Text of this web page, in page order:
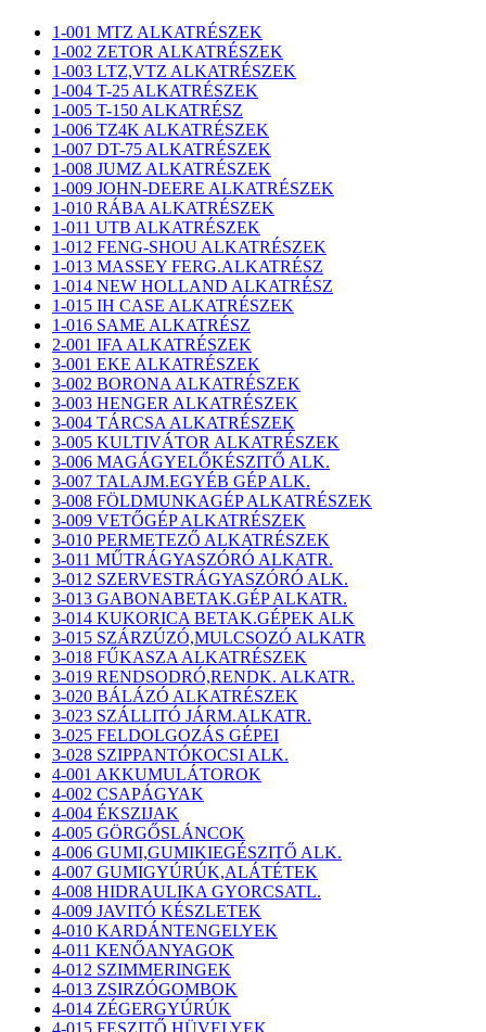
1-001 MTZ ALKATRÉSZEK
1-002 ZETOR ALKATRÉSZEK
1-003 LTZ,VTZ ALKATRÉSZEK
1-004 T-25 ALKATRÉSZEK
1-005 T-150 ALKATRÉSZ
1-006 TZ4K ALKATRÉSZEK
1-007 DT-75 ALKATRÉSZEK
1-008 JUMZ ALKATRÉSZEK
1-009 JOHN-DEERE ALKATRÉSZEK
1-010 RÁBA ALKATRÉSZEK
1-011 UTB ALKATRÉSZEK
1-012 FENG-SHOU ALKATRÉSZEK
1-013 MASSEY FERG.ALKATRÉSZ
1-014 NEW HOLLAND ALKATRÉSZ
1-015 IH CASE ALKATRÉSZEK
1-016 SAME ALKATRÉSZ
2-001 IFA ALKATRÉSZEK
3-001 EKE ALKATRÉSZEK
3-002 BORONA ALKATRÉSZEK
3-003 HENGER ALKATRÉSZEK
3-004 TÁRCSA ALKATRÉSZEK
3-005 KULTIVÁTOR ALKATRÉSZEK
3-006 MAGÁGYELŐKÉSZITŐ ALK.
3-007 TALAJM.EGYÉB GÉP ALK.
3-008 FÖLDMUNKAGÉP ALKATRÉSZEK
3-009 VETŐGÉP ALKATRÉSZEK
3-010 PERMETEZŐ ALKATRÉSZEK
3-011 MŰTRÁGYASZÓRÓ ALKATR.
3-012 SZERVESTRÁGYASZÓRÓ ALK.
3-013 GABONABETAK.GÉP ALKATR.
3-014 KUKORICA BETAK.GÉPEK ALK
3-015 SZÁRZÚZÓ,MULCSOZÓ ALKATR
3-018 FŰKASZA ALKATRÉSZEK
3-019 RENDSODRÓ,RENDK. ALKATR.
3-020 BÁLÁZÓ ALKATRÉSZEK
3-023 SZÁLLITÓ JÁRM.ALKATR.
3-025 FELDOLGOZÁS GÉPEI
3-028 SZIPPANTÓKOCSI ALK.
4-001 AKKUMULÁTOROK
4-002 CSAPÁGYAK
4-004 ÉKSZIJAK
4-005 GÖRGŐSLÁNCOK
4-006 GUMI,GUMIKIEGÉSZITŐ ALK.
4-007 GUMIGYÚRÚK,ALÁTÉTEK
4-008 HIDRAULIKA GYORCSATL.
4-009 JAVITÓ KÉSZLETEK
4-010 KARDÁNTENGELYEK
4-011 KENŐANYAGOK
4-012 SZIMMERINGEK
4-013 ZSIRZÓGOMBOK
4-014 ZÉGERGYÚRÚK
4-015 FESZITŐ HÜVELYEK